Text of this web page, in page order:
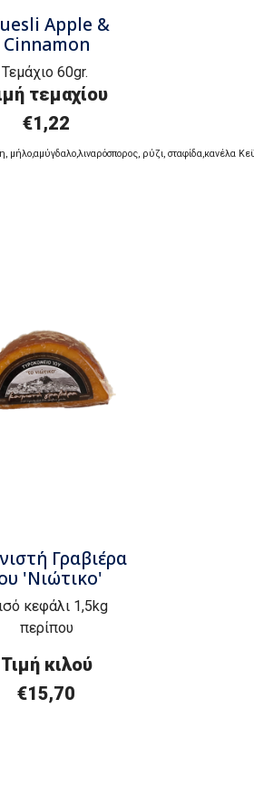
Apple &
Cinnamon
Τεμάχιο 60gr.
τεμαχίου
€1,22
, μήλο,αμύγδαλο,λιναρόσπορος, ρύζι, σταφίδα,κανέλα Κ
Γραβιέρα
'Νιώτικο'
κεφάλι 1,5kg
περίπου
Τιμή κιλού
€15,70